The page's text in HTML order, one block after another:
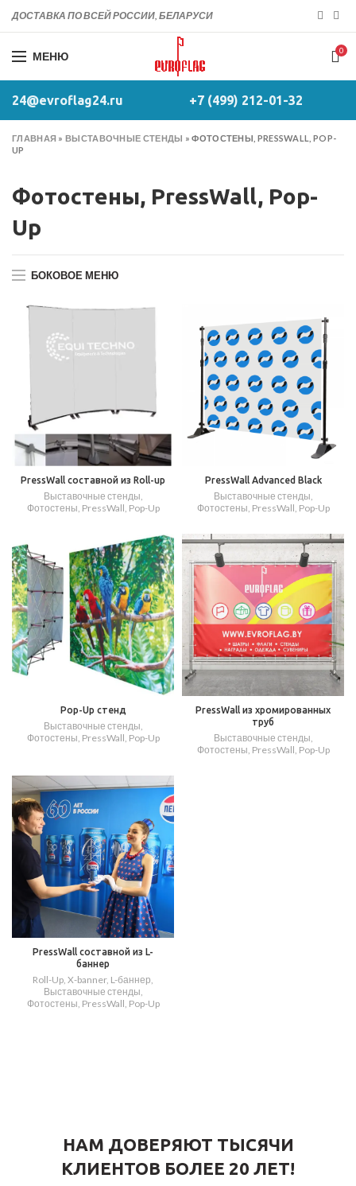
ДОСТАВКА ПО ВСЕЙ РОССИИ, БЕЛАРУСИ
МЕНЮ 0
24@evroflag24.ru +7 (499) 212-01-32
ГЛАВНАЯ »ВЫСТАВОЧНЫЕ СТЕНДЫ »ФОТОСТЕНЫ, PRESSWALL, POP-
UP
Фотостены, PressWall, Pop-
Up
БОКОВОЕ МЕНЮ
PressWall составной из Roll-up
Выставочные стенды,
Фотостены, PressWall, Pop-Up
PressWall Advanced Black
Выставочные стенды,
Фотостены, PressWall, Pop-Up
Pop-Up стенд
Выставочные стенды,
Фотостены, PressWall, Pop-Up
PressWall из хромированных
труб
Выставочные стенды,
Фотостены, PressWall, Pop-Up
PressWall составной из L-
баннер
Roll-Up, X-banner, L-баннер,
Выставочные стенды,
Фотостены, PressWall, Pop-Up
НАМ ДОВЕРЯЮТ ТЫСЯЧИ
КЛИЕНТОВ БОЛЕЕ 20 ЛЕТ!